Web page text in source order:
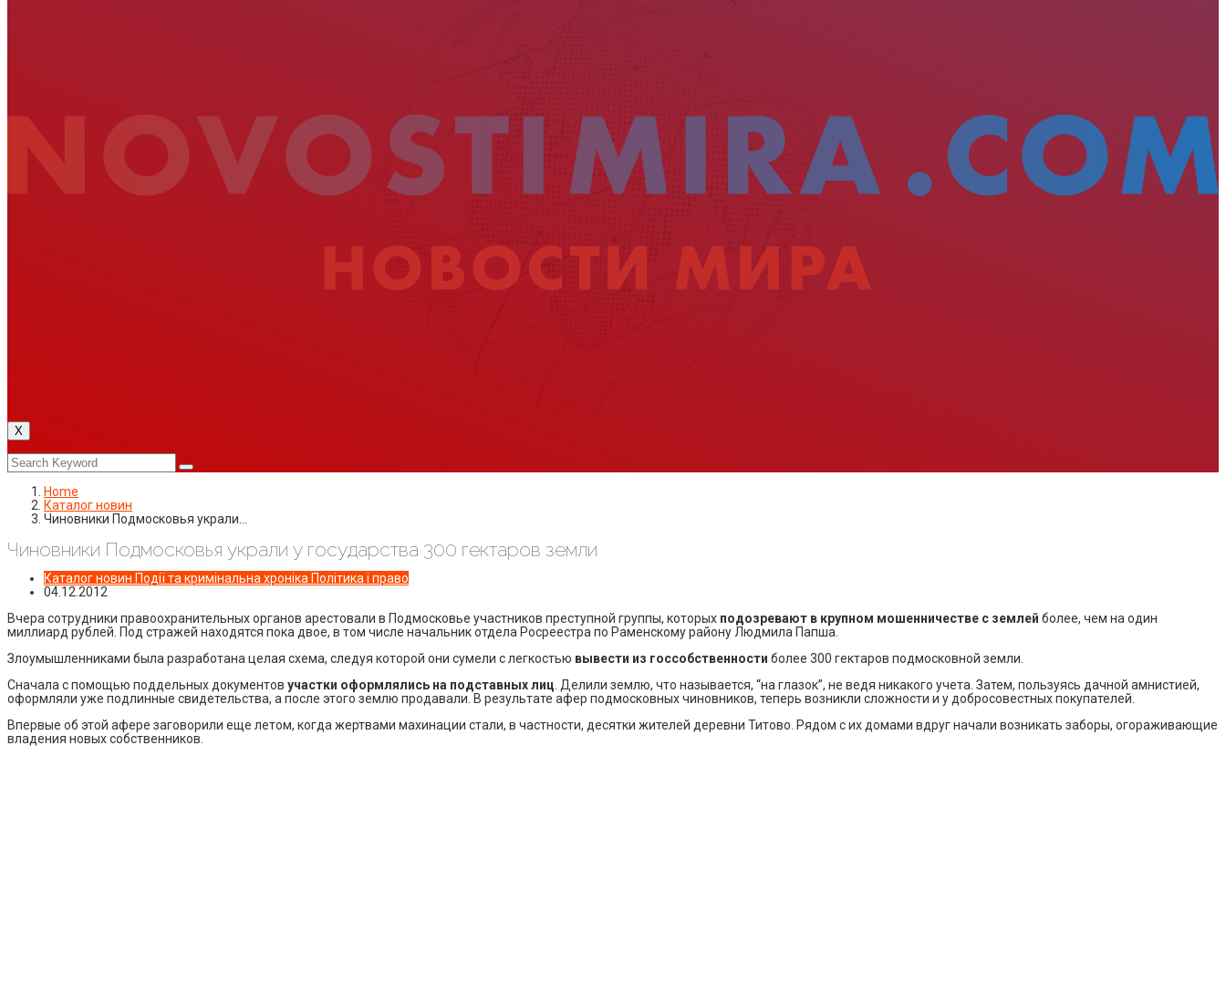
X
Home
Каталог новин
Чиновники Подмосковья украли…
Чиновники Подмосковья украли у государства 300 гектаров земли
Каталог новин Події та кримінальна хроніка Політика і право
04.12.2012
Вчера сотрудники правоохранительных органов арестовали в Подмосковье участников преступной группы, которых подозревают в крупном мошенничестве с землей более, чем на один
миллиард рублей. Под стражей находятся пока двое, в том числе начальник отдела Росреестра по Раменскому району Людмила Папша.
Злоумышленниками была разработана целая схема, следуя которой они сумели с легкостью вывести из госсобственности более 300 гектаров подмосковной земли.
Сначала с помощью поддельных документов участки оформлялись на подставных лиц . Делили землю, что называется, “на глазок”, не ведя никакого учета. Затем, пользуясь дачной амнистией,
оформляли уже подлинные свидетельства, а после этого землю продавали. В результате афер подмосковных чиновников, теперь возникли сложности и у добросовестных покупателей.
Впервые об этой афере заговорили еще летом, когда жертвами махинации стали, в частности, десятки жителей деревни Титово. Рядом с их домами вдруг начали возникать заборы, огораживающие
владения новых собственников.